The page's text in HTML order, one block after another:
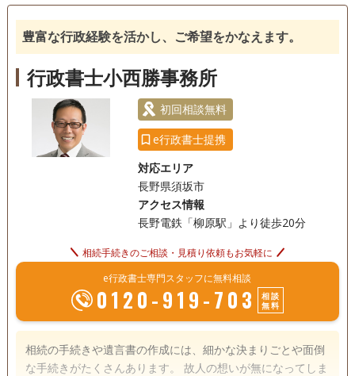
箕輪町（16）
宮田村（16）
御代田町（13）
泰阜村（12）
山形村（13） 山ノ内町（10）
豊富な行政経験を活かし、ご希望をかなえます。
行政書士小西勝事務所
初回相談無料
e行政書士提携
対応エリア
長野県須坂市
アクセス情報
長野電鉄「柳原駅」より徒歩20分
相続手続きのご相談・見積り依頼もお気軽に
e行政書士専門スタッフに無料相談
0120-919-703
相談
無料
相続の手続きや遺言書の作成には、細かな決まりごとや面倒
な手続きがたくさんあります。 故人の想いが無になってしま